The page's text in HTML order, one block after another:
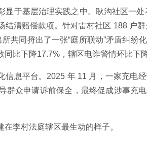
显于基层治理实践之中。耿沟社区一
清赔偿款项。针对雷村社区 188 户
共同捋出了一张“庭所联动”矛盾纠
比下降17.7%，辖区电诈警情环比下
信息平台。2025 年 11 月，一家充
群众申请诉前保全，最终促成涉事充
李村法庭辖区最生动的样子。